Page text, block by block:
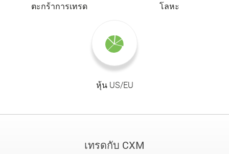
ตะกร้าการเทรด โลหะ
หุ้น US/EU
เทรดกับ CXM